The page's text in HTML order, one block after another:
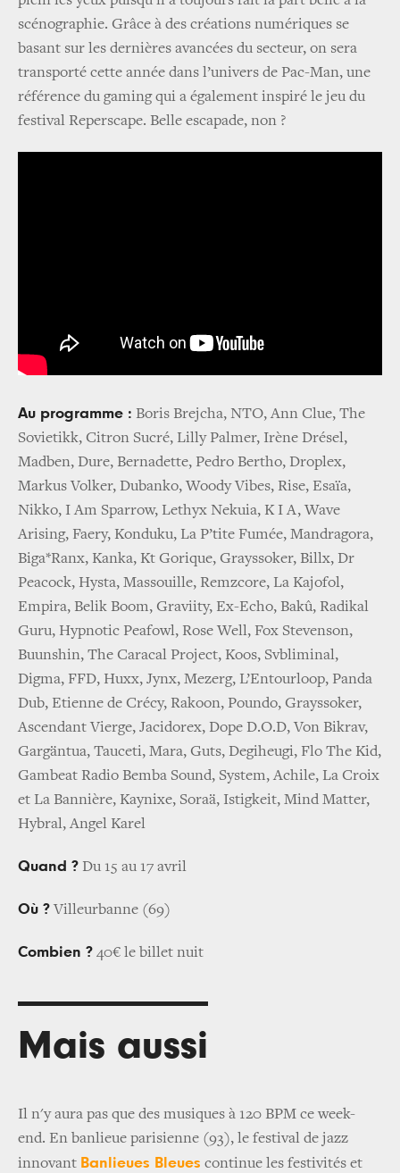
scénographie. Grâce à des créations numériques se
basant sur les dernières avancées du secteur, on sera
transporté cette année dans l’univers de Pac-Man, une
référence du gaming qui a également inspiré le jeu du
festival Reperscape. Belle escapade, non ?
Au programme : Boris Brejcha, NTO, Ann Clue, The
Sovietikk, Citron Sucré, Lilly Palmer, Irène Drésel,
Madben, Dure, Bernadette, Pedro Bertho, Droplex,
Markus Volker, Dubanko, Woody Vibes, Rise, Esaïa,
Nikko, I Am Sparrow, Lethyx Nekuia, K I A, Wave
Arising, Faery, Konduku, La P’tite Fumée, Mandragora,
Biga*Ranx, Kanka, Kt Gorique, Grayssoker, Billx, Dr
Peacock, Hysta, Massouille, Remzcore, La Kajofol,
Empira, Belik Boom, Graviity, Ex-Echo, Bakû, Radikal
Guru, Hypnotic Peafowl, Rose Well, Fox Stevenson,
Buunshin, The Caracal Project, Koos, Svbliminal,
Digma, FFD, Huxx, Jynx, Mezerg, L’Entourloop, Panda
Dub, Etienne de Crécy, Rakoon, Poundo, Grayssoker,
Ascendant Vierge, Jacidorex, Dope D.O.D, Von Bikrav,
Gargäntua, Tauceti, Mara, Guts, Degiheugi, Flo The Kid,
Gambeat Radio Bemba Sound, System, Achile, La Croix
et La Bannière, Kaynixe, Soraä, Istigkeit, Mind Matter,
Hybral, Angel Karel
Quand ? Du 15 au 17 avril
Où ?Villeurbanne (69)
Combien ? 40€ le billet nuit
Mais aussi
Il n'y aura pas que des musiques à 120 BPM ce week-
end. En banlieue parisienne (93), le festival de jazz
innovant Banlieues Bleues continue les festivités et